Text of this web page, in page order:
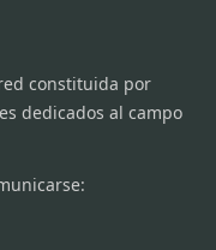
constituida por
dedicados al campo